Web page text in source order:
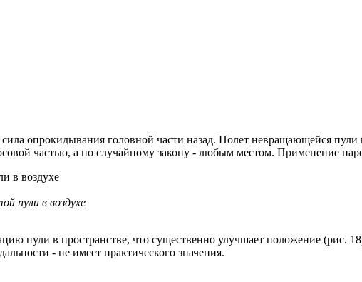
опрокидывания головной части назад. Полет невращающейся пули
частью, а по случайному закону - любым местом. Применение
пули в воздухе
пули в пространстве, что существенно улучшает положение (рис.
- не имеет практического значения.